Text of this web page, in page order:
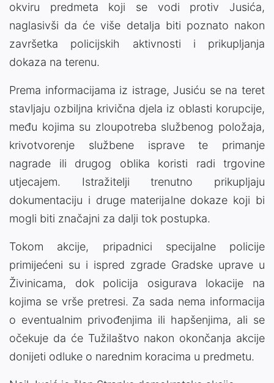
okviru predmeta koji se vodi protiv Jusića,
naglasivši da će više detalja biti poznato nakon
završetka policijskih aktivnosti i prikupljanja
dokaza na terenu.
Prema informacijama iz istrage, Jusiću se na teret
stavljaju ozbiljna krivična djela iz oblasti korupcije,
među kojima su zloupotreba službenog položaja,
krivotvorenje službene isprave te primanje
nagrade ili drugog oblika koristi radi trgovine
utjecajem. Istražitelji trenutno prikupljaju
dokumentaciju i druge materijalne dokaze koji bi
mogli biti značajni za dalji tok postupka.
Tokom akcije, pripadnici specijalne policije
primijećeni su i ispred zgrade Gradske uprave u
Živinicama, dok policija osigurava lokacije na
kojima se vrše pretresi. Za sada nema informacija
o eventualnim privođenjima ili hapšenjima, ali se
očekuje da će Tužilaštvo nakon okončanja akcije
donijeti odluke o narednim koracima u predmetu.